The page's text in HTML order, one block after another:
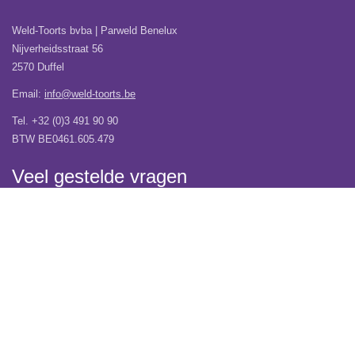
Weld-Toorts bvba | Parweld Benelux
Nijverheidsstraat 56
2570 Duffel
Email: info@weld-toorts.be
Tel. +32 (0)3 491 90 90
BTW BE0461.605.479
Veel gestelde vragen